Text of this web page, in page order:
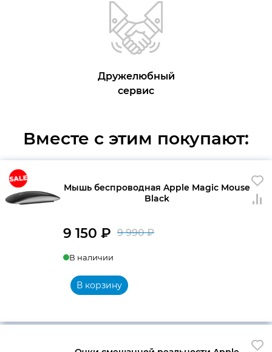
Дружелюбный
сервис
Вместе с этим покупают:
Мышь беспроводная Apple Magic Mouse
Black
9 990₽
990 ₽.
9 150 ₽
В наличии
В корзину